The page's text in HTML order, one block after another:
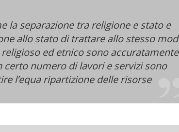
la separazione tra religione e stato e
allo stato di trattare allo stesso
ed etnico sono accuratamente
numero di lavori e servizi sono
l’equa ripartizione delle risorse